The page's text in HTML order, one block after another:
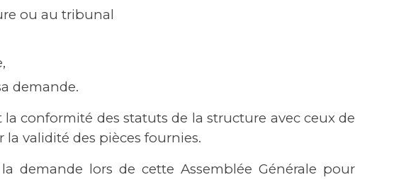
ou au tribunal
demande.
conformité des statuts de la structure avec ceux de
validité des pièces fournies.
demande lors de cette Assemblée Générale pour